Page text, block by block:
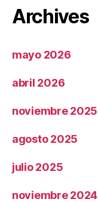
Archives
mayo 2026
abril 2026
noviembre 2025
agosto 2025
julio 2025
noviembre 2024